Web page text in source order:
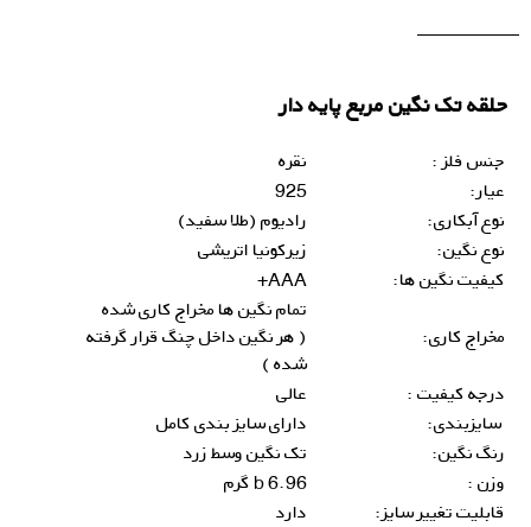
حلقه تک نگین مربع پایه دار
جنس فلز :
نقره
عیار:
925
نوع آبکاری:
رادیوم (طلا سفید)
نوع نگین:
زیرکونیا اتریشی
کیفیت نگین ها:
AAA+
مخراج کاری:
تمام نگین ها مخراج کاری شده
( هر نگین داخل چنگ قرار گرفته
شده )
درجه کیفیت :
عالی
سایزبندی:
دارای سایز بندی کامل
رنگ نگین:
تک نگین وسط زرد
وزن :
6.96 b گرم
قابلیت تغییر سایز:
دارد